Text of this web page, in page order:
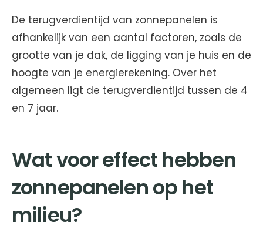
De terugverdientijd van zonnepanelen is
afhankelijk van een aantal factoren, zoals de
grootte van je dak, de ligging van je huis en de
hoogte van je energierekening. Over het
algemeen ligt de terugverdientijd tussen de 4
en 7 jaar.
Wat voor effect hebben
zonnepanelen op het
milieu?